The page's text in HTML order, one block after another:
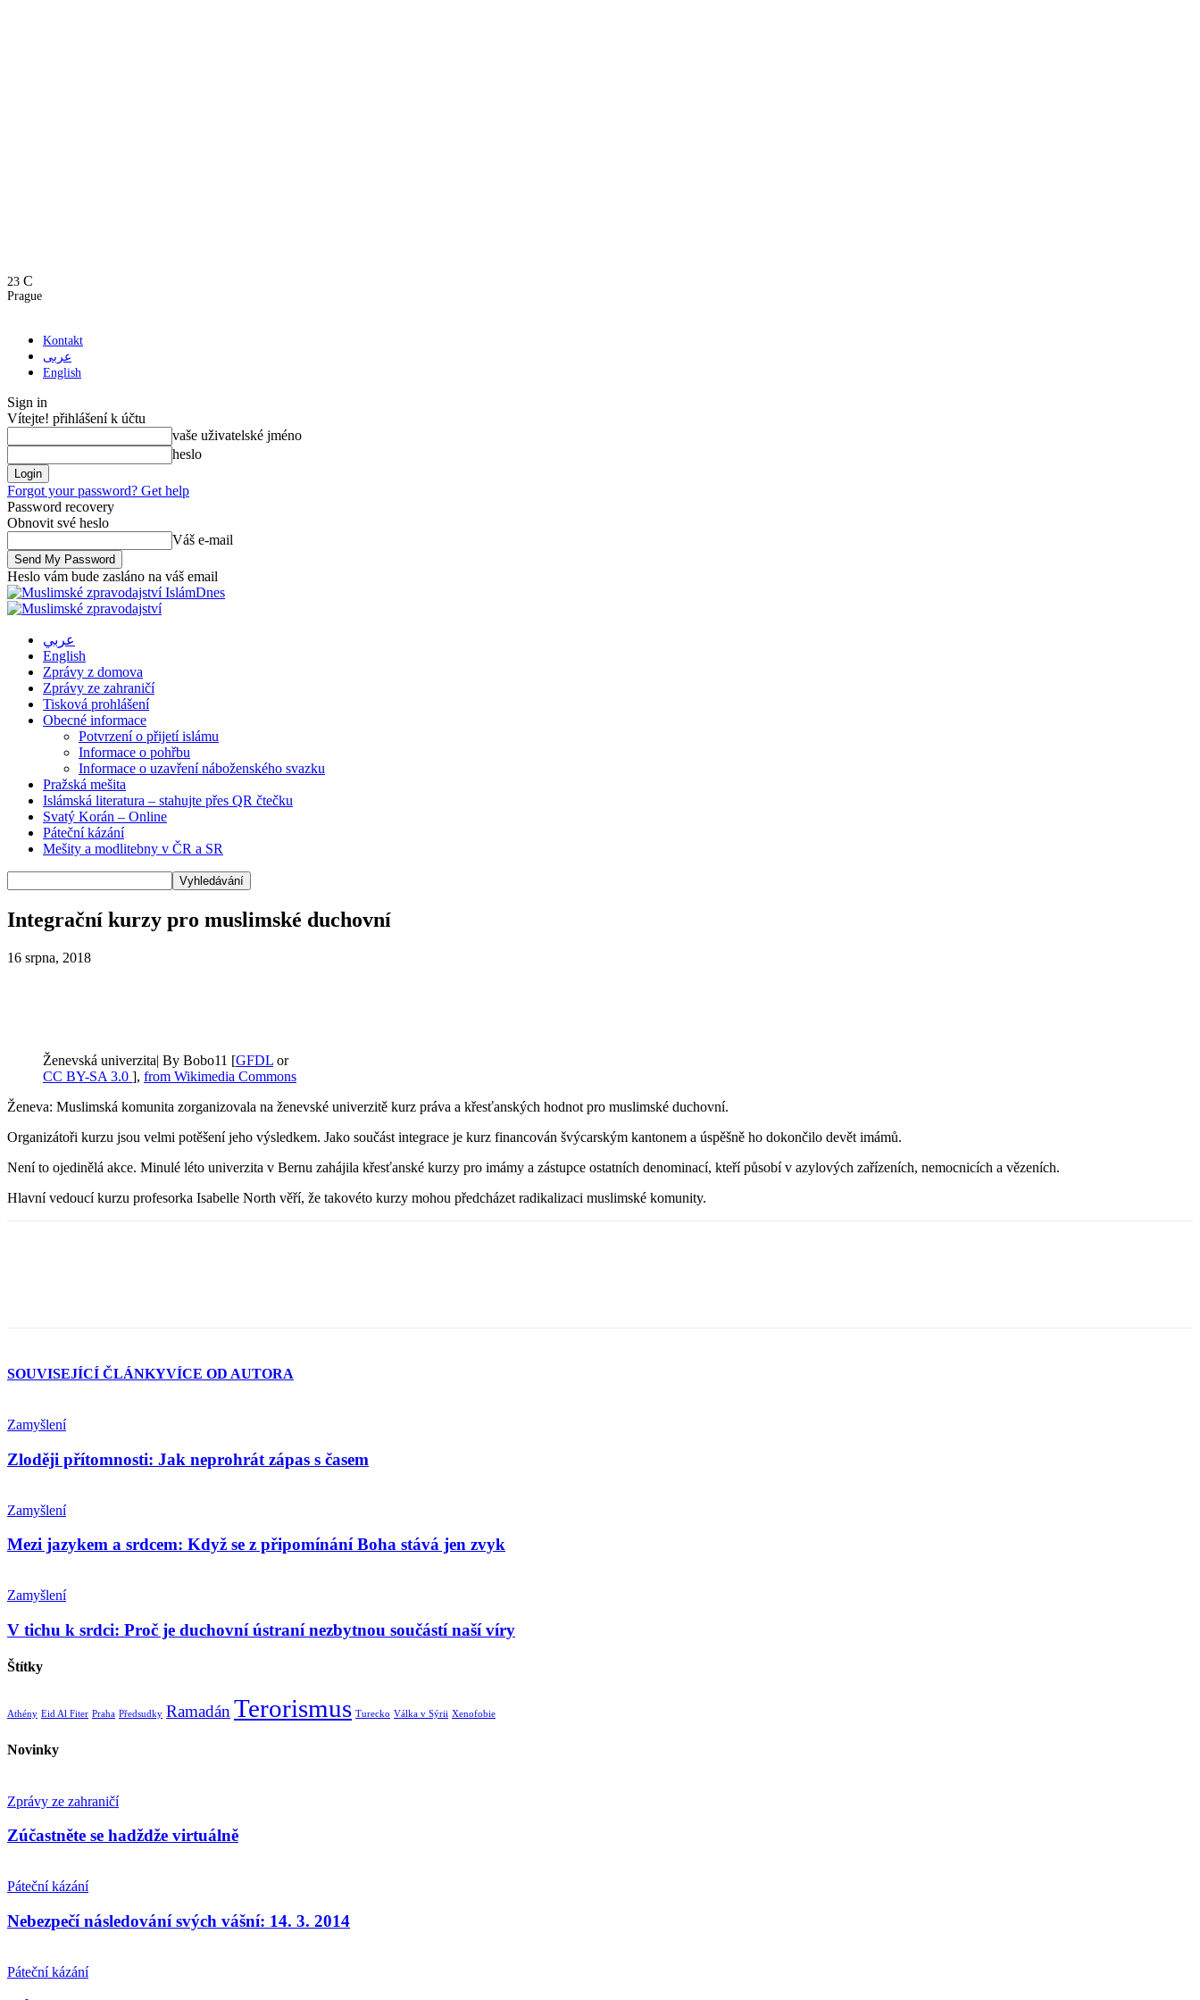
23 C
Prague
Kontakt
عربى
English
Sign in
Vítejte! přihlášení k účtu
vaše uživatelské jméno
heslo
Forgot your password? Get help
Password recovery
Obnovit své heslo
Váš e-mail
Heslo vám bude zasláno na váš email
IslámDnes
عربي
English
Zprávy z domova
Zprávy ze zahraničí
Tisková prohlášení
Obecné informace
Potvrzení o přijetí islámu
Informace o pohřbu
Informace o uzavření náboženského svazku
Pražská mešita
Islámská literatura – stahujte přes QR čtečku
Svatý Korán – Online
Páteční kázání
Mešity a modlitebny v ČR a SR
Integrační kurzy pro muslimské duchovní
16 srpna, 2018
Ženevská univerzita| By Bobo11 [GFDL or
CC BY-SA 3.0 ], from Wikimedia Commons
Ženeva: Muslimská komunita zorganizovala na ženevské univerzitě kurz práva a křesťanských hodnot pro muslimské duchovní.
Organizátoři kurzu jsou velmi potěšení jeho výsledkem. Jako součást integrace je kurz financován švýcarským kantonem a úspěšně ho dokončilo devět imámů.
Není to ojedinělá akce. Minulé léto univerzita v Bernu zahájila křesťanské kurzy pro imámy a zástupce ostatních denominací, kteří působí v azylových zařízeních, nemocnicích a vězeních.
Hlavní vedoucí kurzu profesorka Isabelle North věří, že takovéto kurzy mohou předcházet radikalizaci muslimské komunity.
SOUVISEJÍCÍ ČLÁNKYVÍCE OD AUTORA
Zamyšlení
Zloději přítomnosti: Jak neprohrát zápas s časem
Zamyšlení
Mezi jazykem a srdcem: Když se z připomínání Boha stává jen zvyk
Zamyšlení
V tichu k srdci: Proč je duchovní ústraní nezbytnou součástí naší víry
Štítky
Athény Eid Al Fiter Praha Předsudky RamadánTerorismus Turecko Válka v Sýrii Xenofobie
Novinky
Zprávy ze zahraničí
Zúčastněte se hadždže virtuálně
Páteční kázání
Nebezpečí následování svých vášní: 14. 3. 2014
Páteční kázání